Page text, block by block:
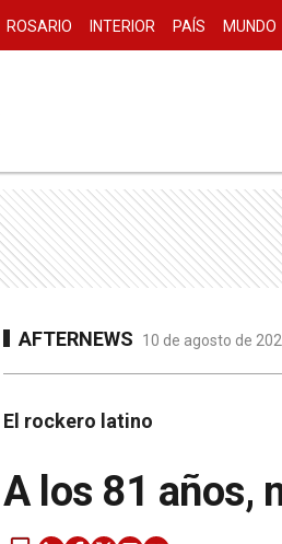
ROSARIO INTERIOR PAÍS MUNDO
AFTERNEWS 10 de agosto de
El rockero latino
A los 81 años,